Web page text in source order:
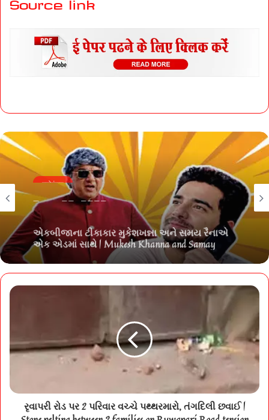
Source link
मनोरंजन
June 25, 2026
એકબીજાના ટીકાકાર મુકેશખન્ના અને સમય રૈનાએ
એક એડમાં સાથે | Mukesh Khanna and Samay
Raina who were critics of each other appeared
together in an ad
રૃવાપરી રોડ પર 2 પરિવાર વચ્ચે પથ્થરમારો, તંગદિલી છવાઈ |